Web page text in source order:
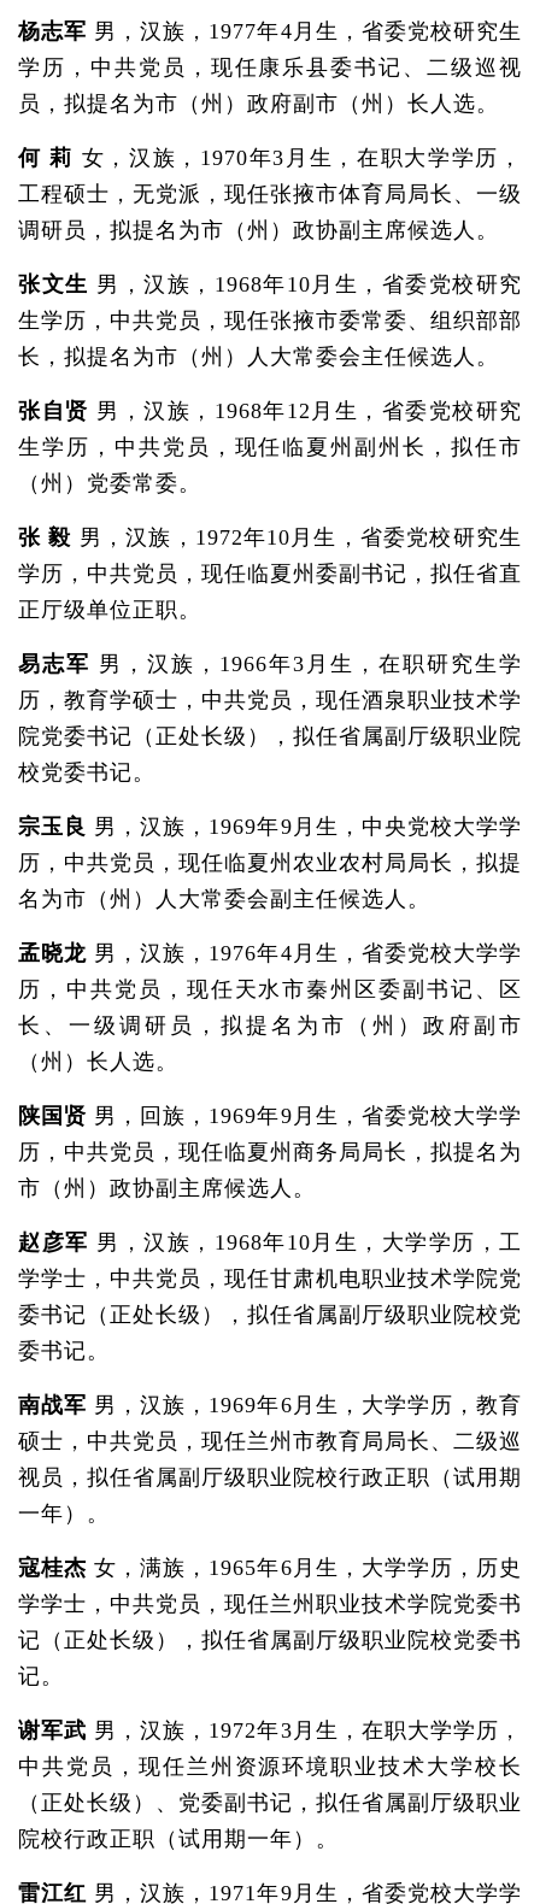
杨志军 男，汉族，1977年4月生，省委党校研究生
学历，中共党员，现任康乐县委书记、二级巡视
员，拟提名为市（州）政府副市（州）长人选。
何 莉 女，汉族，1970年3月生，在职大学学历，
工程硕士，无党派，现任张掖市体育局局长、一级
调研员，拟提名为市（州）政协副主席候选人。
张文生 男，汉族，1968年10月生，省委党校研究
生学历，中共党员，现任张掖市委常委、组织部部
长，拟提名为市（州）人大常委会主任候选人。
张自贤 男，汉族，1968年12月生，省委党校研究
生学历，中共党员，现任临夏州副州长，拟任市
（州）党委常委。
张 毅 男，汉族，1972年10月生，省委党校研究生
学历，中共党员，现任临夏州委副书记，拟任省直
正厅级单位正职。
易志军 男，汉族，1966年3月生，在职研究生学
历，教育学硕士，中共党员，现任酒泉职业技术学
院党委书记（正处长级），拟任省属副厅级职业院
校党委书记。
宗玉良 男，汉族，1969年9月生，中央党校大学学
历，中共党员，现任临夏州农业农村局局长，拟提
名为市（州）人大常委会副主任候选人。
孟晓龙 男，汉族，1976年4月生，省委党校大学学
历，中共党员，现任天水市秦州区委副书记、区
长、一级调研员，拟提名为市（州）政府副市
（州）长人选。
陕国贤 男，回族，1969年9月生，省委党校大学学
历，中共党员，现任临夏州商务局局长，拟提名为
市（州）政协副主席候选人。
赵彦军 男，汉族，1968年10月生，大学学历，工
学学士，中共党员，现任甘肃机电职业技术学院党
委书记（正处长级），拟任省属副厅级职业院校党
委书记。
南战军 男，汉族，1969年6月生，大学学历，教育
硕士，中共党员，现任兰州市教育局局长、二级巡
视员，拟任省属副厅级职业院校行政正职（试用期
一年）。
寇桂杰 女，满族，1965年6月生，大学学历，历史
学学士，中共党员，现任兰州职业技术学院党委书
记（正处长级），拟任省属副厅级职业院校党委书
记。
谢军武 男，汉族，1972年3月生，在职大学学历，
中共党员，现任兰州资源环境职业技术大学校长
（正处长级）、党委副书记，拟任省属副厅级职业
院校行政正职（试用期一年）。
雷江红 男，汉族，1971年9月生，省委党校大学学